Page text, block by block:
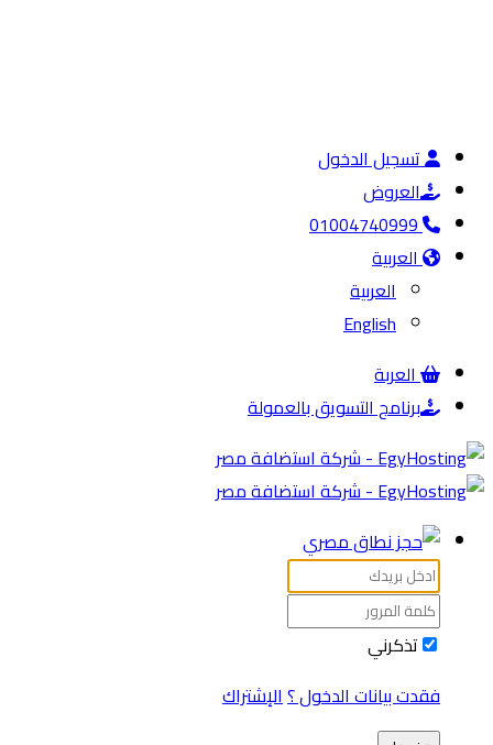
تسجيل الدخول
العروض
01004740999
العربية
العربية
English
العربة
برنامج التسويق بالعمولة
تذكرني
فقدت بيانات الدخول ؟الإشتراك